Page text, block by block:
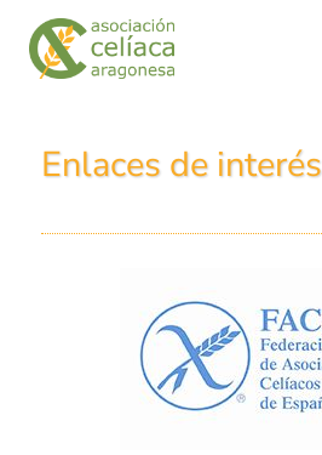
Enlaces de interés